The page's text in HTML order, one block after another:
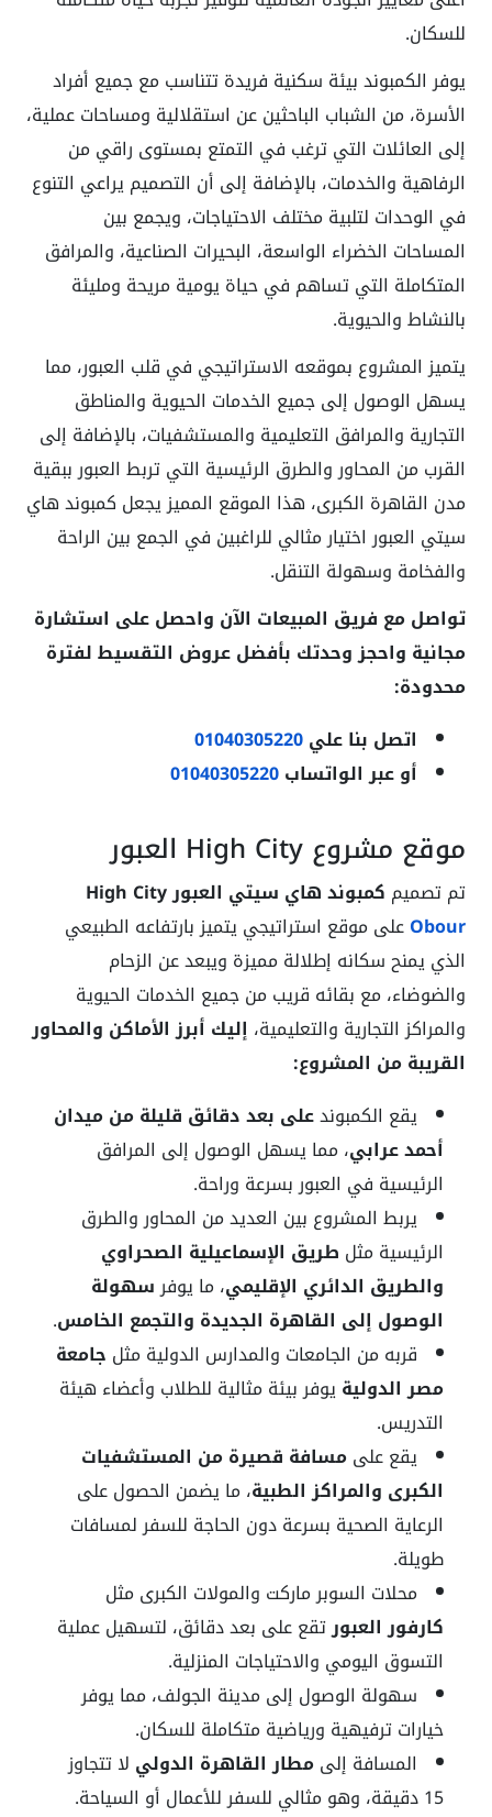
للسكان.
يوفر الكمبوند بيئة سكنية فريدة تتناسب مع جميع أفراد
الأسرة، من الشباب الباحثين عن استقلالية ومساحات عملية،
إلى العائلات التي ترغب في التمتع بمستوى راقي من
الرفاهية والخدمات، بالإضافة إلى أن التصميم يراعي التنوع
في الوحدات لتلبية مختلف الاحتياجات، ويجمع بين
المساحات الخضراء الواسعة، البحيرات الصناعية، والمرافق
المتكاملة التي تساهم في حياة يومية مريحة ومليئة
بالنشاط والحيوية.
يتميز المشروع بموقعه الاستراتيجي في قلب العبور، مما
يسهل الوصول إلى جميع الخدمات الحيوية والمناطق
التجارية والمرافق التعليمية والمستشفيات، بالإضافة إلى
القرب من المحاور والطرق الرئيسية التي تربط العبور ببقية
مدن القاهرة الكبرى، هذا الموقع المميز يجعل كمبوند هاي
سيتي العبور اختيار مثالي للراغبين في الجمع بين الراحة
والفخامة وسهولة التنقل.
تواصل مع فريق المبيعات الآن واحصل على استشارة
مجانية واحجز وحدتك بأفضل عروض التقسيط لفترة
محدودة:
اتصل بنا علي01040305220
أو عبر الواتساب01040305220
موقع مشروع High City العبور
تم تصميم كمبوند هاي سيتي العبور High City
Obourعلى موقع استراتيجي يتميز بارتفاعه الطبيعي
الذي يمنح سكانه إطلالة مميزة ويبعد عن الزحام
والضوضاء، مع بقائه قريب من جميع الخدمات الحيوية
والمراكز التجارية والتعليمية، إليك أبرز الأماكن والمحاور
القريبة من المشروع:
يقع الكمبوندعلى بعد دقائق قليلة من ميدان
أحمد عرابي، مما يسهل الوصول إلى المرافق
الرئيسية في العبور بسرعة وراحة.
يربط المشروع بين العديد من المحاور والطرق
الرئيسية مثل طريق الإسماعيلية الصحراوي
والطريق الدائري الإقليمي، ما يوفرسهولة
الوصول إلى القاهرة الجديدة والتجمع الخامس.
قربه من الجامعات والمدارس الدولية مثل جامعة
مصر الدوليةيوفر بيئة مثالية للطلاب وأعضاء هيئة
التدريس.
يقع علىمسافة قصيرة من المستشفيات
الكبرى والمراكز الطبية، ما يضمن الحصول على
الرعاية الصحية بسرعة دون الحاجة للسفر لمسافات
طويلة.
محلات السوبر ماركت والمولات الكبرى مثل
كارفور العبورتقع على بعد دقائق، لتسهيل عملية
التسوق اليومي والاحتياجات المنزلية.
سهولة الوصول إلى مدينة الجولف، مما يوفر
خيارات ترفيهية ورياضية متكاملة للسكان.
المسافة إلىمطار القاهرة الدولي لا تتجاوز
15 دقيقة، وهو مثالي للسفر للأعمال أو السياحة.